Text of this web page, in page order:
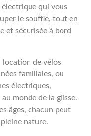
électrique qui vous
le souffle, tout en
et sécurisée à bord
location de vélos
familiales, ou
électriques,
monde de la glisse.
âges, chacun peut
nature.